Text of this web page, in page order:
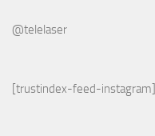
@telelaser
[trustindex-feed-instagram]